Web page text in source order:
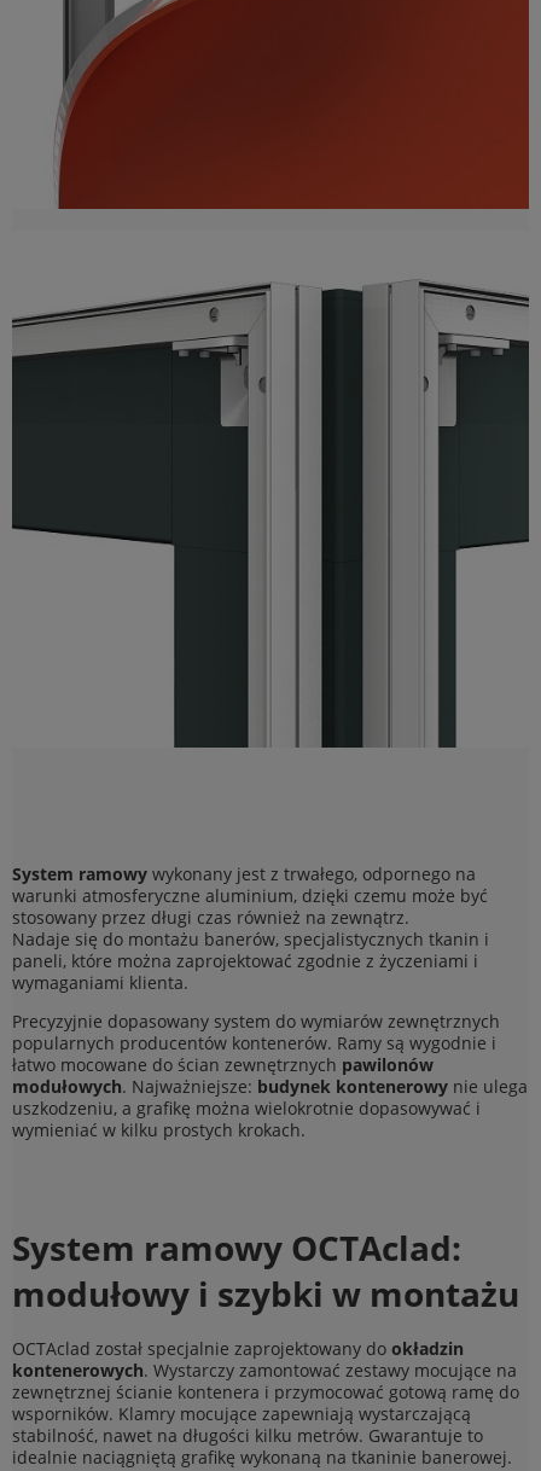
System ramowy wykonany jest z trwałego, odpornego na
warunki atmosferyczne aluminium, dzięki czemu może być
stosowany przez długi czas również na zewnątrz.
Nadaje się do montażu banerów, specjalistycznych tkanin i
paneli, które można zaprojektować zgodnie z życzeniami i
wymaganiami klienta.
Precyzyjnie dopasowany system do wymiarów zewnętrznych
popularnych producentów kontenerów. Ramy są wygodnie i
łatwo mocowane do ścian zewnętrznych pawilonów
modułowych. Najważniejsze: budynek kontenerowy nie ulega
uszkodzeniu, a grafikę można wielokrotnie dopasowywać i
wymieniać w kilku prostych krokach.
System ramowy OCTAclad:
modułowy i szybki w montażu
OCTAclad został specjalnie zaprojektowany do okładzin
kontenerowych. Wystarczy zamontować zestawy mocujące na
zewnętrznej ścianie kontenera i przymocować gotową ramę do
wsporników. Klamry mocujące zapewniają wystarczającą
stabilność, nawet na długości kilku metrów. Gwarantuje to
idealnie naciągniętą grafikę wykonaną na tkaninie banerowej.